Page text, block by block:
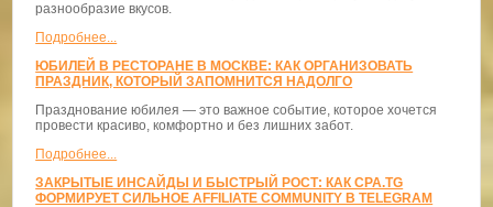
разнообразие вкусов.
Подробнее...
ЮБИЛЕЙ В РЕСТОРАНЕ В МОСКВЕ: КАК ОРГАНИЗОВАТЬ
ПРАЗДНИК, КОТОРЫЙ ЗАПОМНИТСЯ НАДОЛГО
Празднование юбилея — это важное событие, которое хочется
провести красиво, комфортно и без лишних забот.
Подробнее...
ЗАКРЫТЫЕ ИНСАЙДЫ И БЫСТРЫЙ РОСТ: КАК CPA.TG
ФОРМИРУЕТ СИЛЬНОЕ AFFILIATE COMMUNITY В TELEGRAM